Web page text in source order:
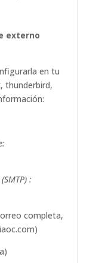
externo
en tu
thunderbird,
:
completa,